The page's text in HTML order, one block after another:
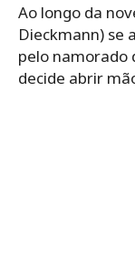
Ao longo da
Dieckmann) se
pelo namorado
decide abrir